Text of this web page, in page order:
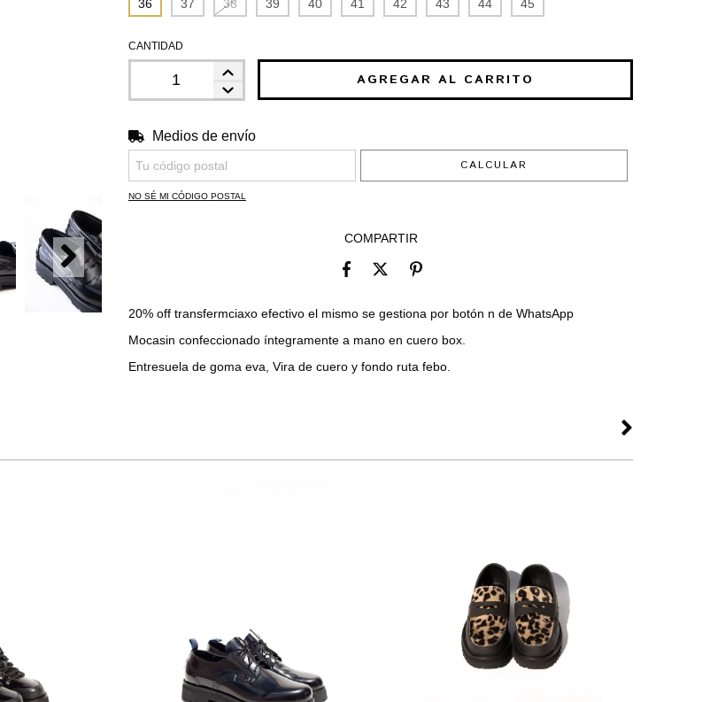
36 37 38 39 40 41 42 43 44 45
CANTIDAD
Entregas para el CP:
Medios de envío
CALCULAR
NO SÉ MI CÓDIGO POSTAL
COMPARTIR
20% off transfermciaxo efectivo el mismo se gestiona por botón n de WhatsApp
Mocasin confeccionado íntegramente a mano en cuero box.
Entresuela de goma eva, Vira de cuero y fondo ruta febo.